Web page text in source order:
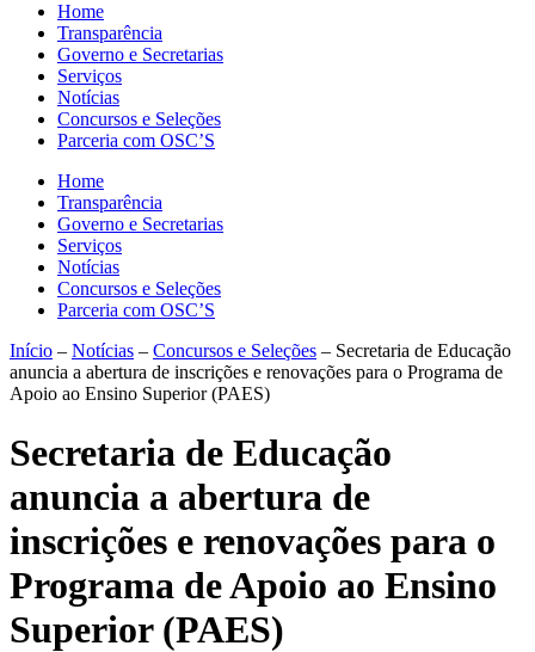
Home
Transparência
Governo e Secretarias
Serviços
Notícias
Concursos e Seleções
Parceria com OSC’S
Home
Transparência
Governo e Secretarias
Serviços
Notícias
Concursos e Seleções
Parceria com OSC’S
Início – Notícias – Concursos e Seleções – Secretaria de Educação
anuncia a abertura de inscrições e renovações para o Programa de
Apoio ao Ensino Superior (PAES)
Secretaria de Educação
anuncia a abertura de
inscrições e renovações para o
Programa de Apoio ao Ensino
Superior (PAES)